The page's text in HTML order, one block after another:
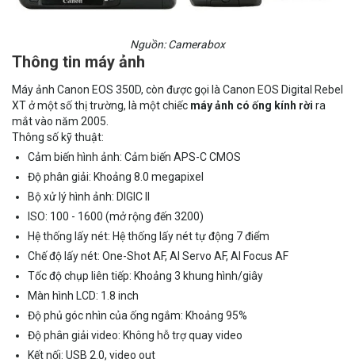
Nguồn: Camerabox
Thông tin máy ảnh
Máy ảnh Canon EOS 350D, còn được gọi là Canon EOS Digital Rebel
XT ở một số thị trường, là một chiếc máy ảnh có ống kính rời ra
mắt vào năm 2005.
Thông số kỹ thuật:
Cảm biến hình ảnh: Cảm biến APS-C CMOS
Độ phân giải: Khoảng 8.0 megapixel
Bộ xử lý hình ảnh: DIGIC II
ISO: 100 - 1600 (mở rộng đến 3200)
Hệ thống lấy nét: Hệ thống lấy nét tự động 7 điểm
Chế độ lấy nét: One-Shot AF, AI Servo AF, AI Focus AF
Tốc độ chụp liên tiếp: Khoảng 3 khung hình/giây
Màn hình LCD: 1.8 inch
Độ phủ góc nhìn của ống ngắm: Khoảng 95%
Độ phân giải video: Không hỗ trợ quay video
Kết nối: USB 2.0, video out